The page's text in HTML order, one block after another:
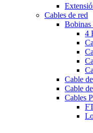
Cables de red
Bobinas
4
Cable
Cable
Cables